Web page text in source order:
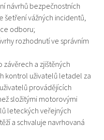
návrhů bezpečnostních
šetření vážných incidentů,
odboru;
rozhodnutí ve správním
a zjištěných
kontrol uživatelů letadel za
provádějících
složitými motorovými
leteckých veřejných
a schvaluje navrhovaná